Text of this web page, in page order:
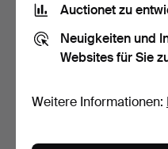
SERVISGLAS, 20 Teile,
rautengeschliffenes …
3 Tage
Schätzwert
Auctionet zu
Neuigkeiten und
Websites für Sie
Weitere Informationen: